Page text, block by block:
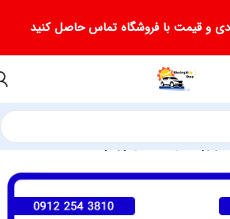
و قیمت با فروشگاه تماس حاصل کنید
لوازم یدکی فیدلیتی پرایم